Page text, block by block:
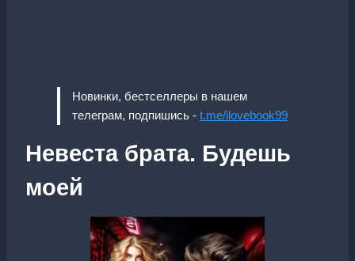
Новинки, бестселлеры в нашем
телеграм, подпишись - t.me/ilovebook99
Невеста брата. Будешь
моей